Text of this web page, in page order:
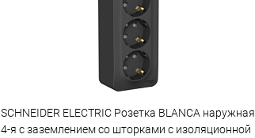
SCHNEIDER ELECTRIC Розетка BLANCA наружная
4-я с заземлением со шторками с изоляционной